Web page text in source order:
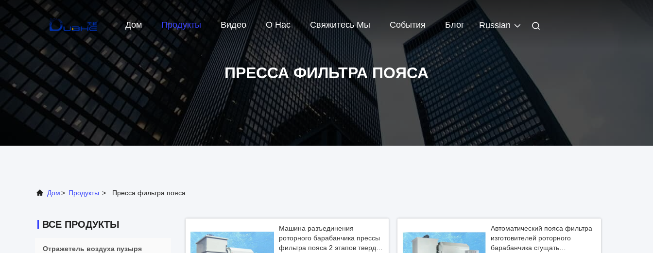
Дом Продукты Видео О Нас Свяжитесь Мы События Блог Russian
ПРЕССА ФИЛЬТРА ПОЯСА
Дом> Продукты > Пресса фильтра пояса
ВСЕ ПРОДУКТЫ
Отражетель воздуха пузыря
Машина разъединения
роторного барабанчика прессы
фильтра пояса 2 этапов твердая
Автоматический пояса фильтра
изготовителей роторного
барабанчика сгущать